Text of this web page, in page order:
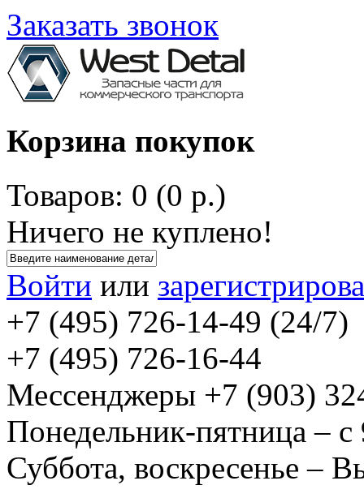
Заказать звонок
Корзина покупок
Товаров: 0 (0 р.)
Ничего не куплено!
Войти или
+7 (495) 726-14-49 (24/7)
+7 (495) 726-16-44
Мессенджеры +7 (903)
Понедельник-пятница –
Суббота, воскресенье –